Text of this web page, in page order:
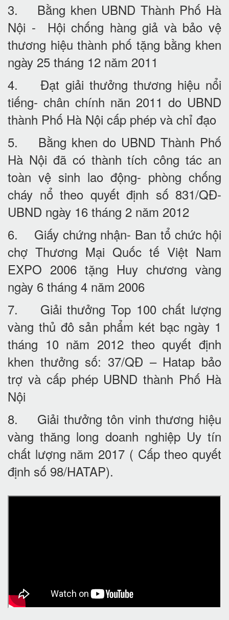
3. Bằng khen UBND Thành Phố Hà
Nội - Hội chống hàng giả và bảo vệ
thương hiệu thành phố tặng bằng khen
ngày 25 tháng 12 năm 2011
4. Đạt giải thưởng thương hiệu nổi
tiếng- chân chính năn 2011 do UBND
thành Phố Hà Nội cấp phép và chỉ đạo
5. Bằng khen do UBND Thành Phố
Hà Nội đã có thành tích công tác an
toàn vệ sinh lao động- phòng chống
cháy nổ theo quyết định số 831/QĐ-
UBND ngày 16 tháng 2 năm 2012
6. Giấy chứng nhận- Ban tổ chức hội
chợ Thương Mại Quốc tế Việt Nam
EXPO 2006 tặng Huy chương vàng
ngày 6 tháng 4 năm 2006
7. Giải thưởng Top 100 chất lượng
vàng thủ đô sản phẩm két bạc ngày 1
tháng 10 năm 2012 theo quyết định
khen thưởng số: 37/QĐ – Hatap bảo
trợ và cấp phép UBND thành Phố Hà
Nội
8. Giải thưởng tôn vinh thương hiệu
vàng thăng long doanh nghiệp Uy tín
chất lượng năm 2017 ( Cấp theo quyết
định số 98/HATAP).